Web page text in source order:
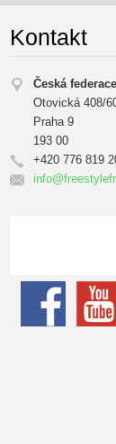
Kontakt
Česká
Otovická 408/
Praha 9
193 00
+420 776 819
info@freestylefr